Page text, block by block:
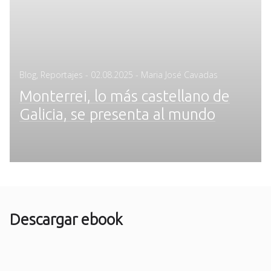
Blog Reportajes - Posted
on
02.08.2025 - Maria José Cavadas
Monterrei, lo más castellano de
Galicia, se presenta al mundo
Descargar ebook